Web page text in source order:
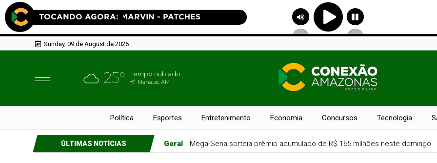
Sunday, 09 de August de 2026
25° Tempo nublado
Manaus, AM
Política Esportes Entretenimento Economia Concursos Tecnologia
ÚLTIMAS NOTÍCIAS Esportes Tenista Bia Haddad anuncia pausa na carreira neste segundo semestre